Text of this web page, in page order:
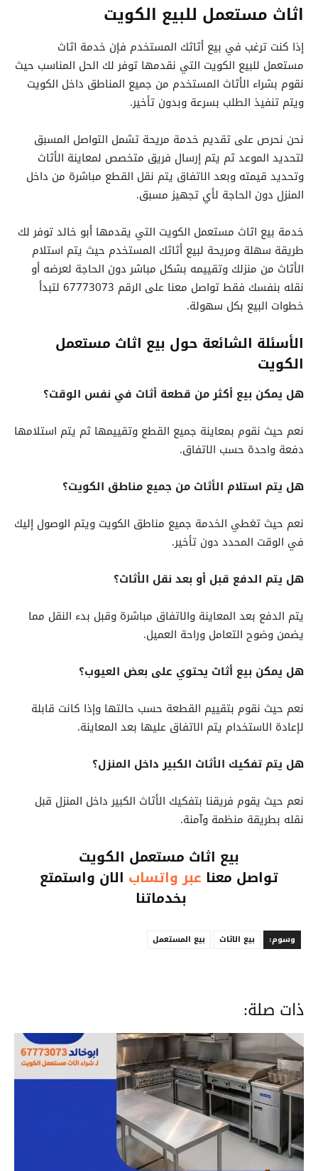
اثاث مستعمل للبيع الكويت
إذا كنت ترغب في بيع أثاثك المستخدم فإن خدمة اثاث
مستعمل للبيع الكويت التي نقدمها توفر لك الحل المناسب حيث
نقوم بشراء الأثاث المستخدم من جميع المناطق داخل الكويت
ويتم تنفيذ الطلب بسرعة وبدون تأخير.
نحن نحرص على تقديم خدمة مريحة تشمل التواصل المسبق
لتحديد الموعد ثم يتم إرسال فريق متخصص لمعاينة الأثاث
وتحديد قيمته وبعد الاتفاق يتم نقل القطع مباشرة من داخل
المنزل دون الحاجة لأي تجهيز مسبق.
خدمة بيع اثاث مستعمل الكويت التي يقدمها أبو خالد توفر لك
طريقة سهلة ومريحة لبيع أثاثك المستخدم حيث يتم استلام
الأثاث من منزلك وتقييمه بشكل مباشر دون الحاجة لعرضه أو
نقله بنفسك فقط تواصل معنا على الرقم 67773073 لتبدأ
خطوات البيع بكل سهولة.
الأسئلة الشائعة حول بيع اثاث مستعمل
الكويت
هل يمكن بيع أكثر من قطعة أثاث في نفس الوقت؟
نعم حيث نقوم بمعاينة جميع القطع وتقييمها ثم يتم استلامها
دفعة واحدة حسب الاتفاق.
هل يتم استلام الأثاث من جميع مناطق الكويت؟
نعم حيث تغطي الخدمة جميع مناطق الكويت ويتم الوصول إليك
في الوقت المحدد دون تأخير.
هل يتم الدفع قبل أو بعد نقل الأثاث؟
يتم الدفع بعد المعاينة والاتفاق مباشرة وقبل بدء النقل مما
يضمن وضوح التعامل وراحة العميل.
هل يمكن بيع أثاث يحتوي على بعض العيوب؟
نعم حيث نقوم بتقييم القطعة حسب حالتها وإذا كانت قابلة
لإعادة الاستخدام يتم الاتفاق عليها بعد المعاينة.
هل يتم تفكيك الأثاث الكبير داخل المنزل؟
نعم حيث يقوم فريقنا بتفكيك الأثاث الكبير داخل المنزل قبل
نقله بطريقة منظمة وآمنة.
بيع اثاث مستعمل الكويت
تواصل معنا عبر واتساب الان واستمتع
بخدماتنا
وسوم: بيع الاثاث بيع المستعمل
ذات صلة: